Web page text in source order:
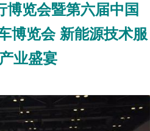
博览会暨第六届中国
博览会 新能源技术服
业盛宴